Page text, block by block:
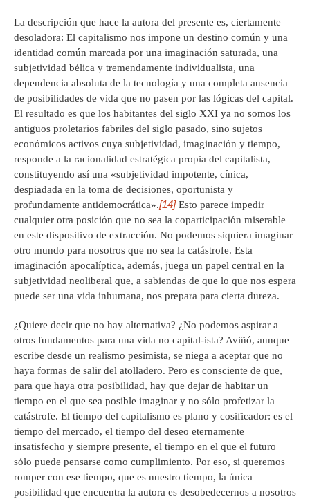
La descripción que hace la autora del presente es, ciertamente
desoladora: El capitalismo nos impone un destino común y una
identidad común marcada por una imaginación saturada, una
subjetividad bélica y tremendamente individualista, una
dependencia absoluta de la tecnología y una completa ausencia
de posibilidades de vida que no pasen por las lógicas del capital.
El resultado es que los habitantes del siglo XXI ya no somos los
antiguos proletarios fabriles del siglo pasado, sino sujetos
económicos activos cuya subjetividad, imaginación y tiempo,
responde a la racionalidad estratégica propia del capitalista,
constituyendo así una «subjetividad impotente, cínica,
despiadada en la toma de decisiones, oportunista y
profundamente antidemocrática».[14]Esto parece impedir
cualquier otra posición que no sea la coparticipación miserable
en este dispositivo de extracción. No podemos siquiera imaginar
otro mundo para nosotros que no sea la catástrofe. Esta
imaginación apocalíptica, además, juega un papel central en la
subjetividad neoliberal que, a sabiendas de que lo que nos espera
puede ser una vida inhumana, nos prepara para cierta dureza.
¿Quiere decir que no hay alternativa? ¿No podemos aspirar a
otros fundamentos para una vida no capital-ista? Aviñó, aunque
escribe desde un realismo pesimista, se niega a aceptar que no
haya formas de salir del atolladero. Pero es consciente de que,
para que haya otra posibilidad, hay que dejar de habitar un
tiempo en el que sea posible imaginar y no sólo profetizar la
catástrofe. El tiempo del capitalismo es plano y cosificador: es el
tiempo del mercado, el tiempo del deseo eternamente
insatisfecho y siempre presente, el tiempo en el que el futuro
sólo puede pensarse como cumplimiento. Por eso, si queremos
romper con ese tiempo, que es nuestro tiempo, la única
posibilidad que encuentra la autora es desobedecernos a nosotros